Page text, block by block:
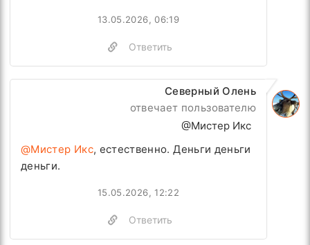
Ответить
13.05.2026, 06:19
Северный Олень
отвечает пользователю
@Мистер Икс
@Мистер Икс, естественно. Деньги деньги
деньги.
Ответить
15.05.2026, 12:22